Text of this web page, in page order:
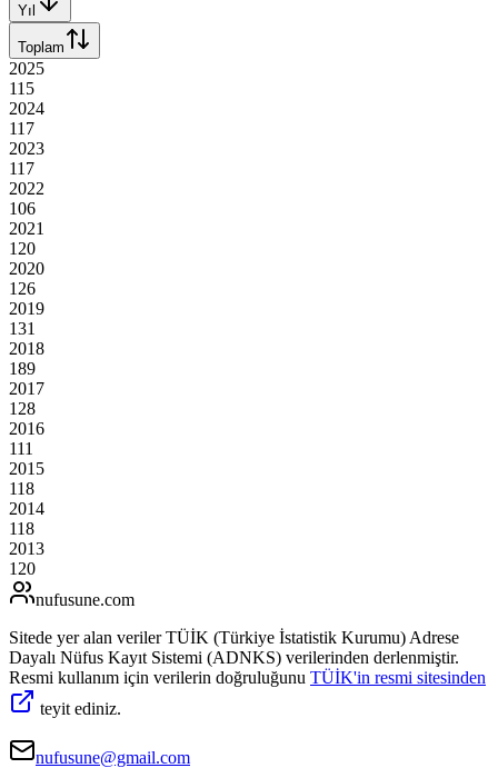
Yıl
Toplam
2025
115
2024
117
2023
117
2022
106
2021
120
2020
126
2019
131
2018
189
2017
128
2016
111
2015
118
2014
118
2013
120
nufusune.com
Sitede yer alan veriler TÜİK (Türkiye İstatistik Kurumu) Adrese
Dayalı Nüfus Kayıt Sistemi (ADNKS) verilerinden derlenmiştir.
Resmi kullanım için verilerin doğruluğunu TÜİK'in resmi sitesinden
teyit ediniz.
nufusune@gmail.com